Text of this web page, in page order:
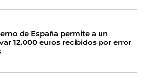
de España permite a un
12.000 euros recibidos por error